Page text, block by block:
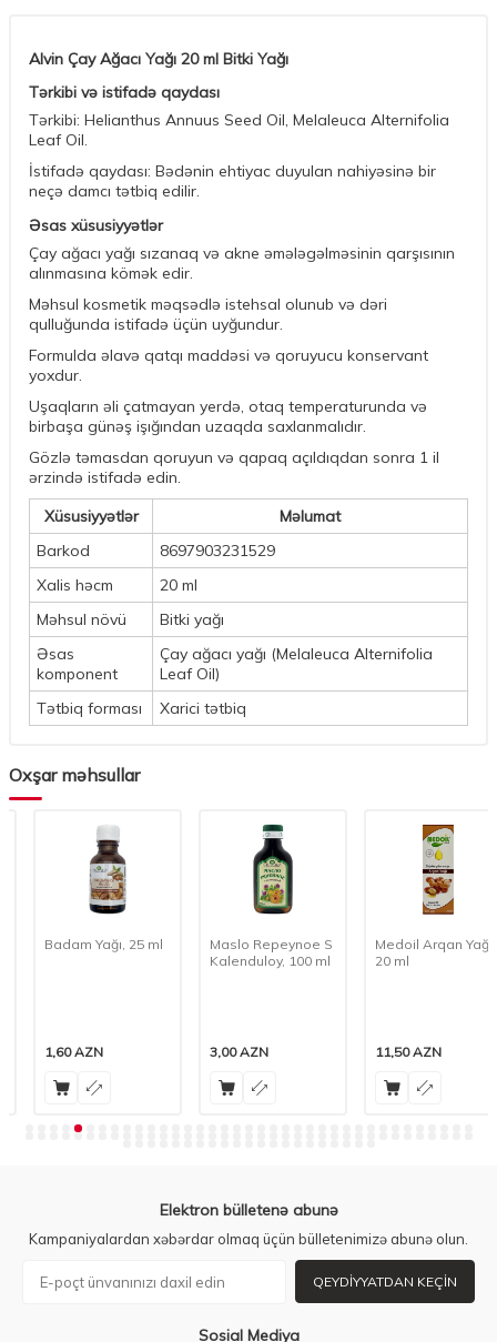
Alvin Çay Ağacı Yağı 20 ml Bitki Yağı
Tərkibi və istifadə qaydası
Tərkibi: Helianthus Annuus Seed Oil, Melaleuca Alternifolia
Leaf Oil.
İstifadə qaydası: Bədənin ehtiyac duyulan nahiyəsinə bir
neçə damcı tətbiq edilir.
Əsas xüsusiyyətlər
Çay ağacı yağı sızanaq və akne əmələgəlməsinin qarşısının
alınmasına kömək edir.
Məhsul kosmetik məqsədlə istehsal olunub və dəri
qulluğunda istifadə üçün uyğundur.
Formulda əlavə qatqı maddəsi və qoruyucu konservant
yoxdur.
Uşaqların əli çatmayan yerdə, otaq temperaturunda və
birbaşa günəş işığından uzaqda saxlanmalıdır.
Gözlə təmasdan qoruyun və qapaq açıldıqdan sonra 1 il
ərzində istifadə edin.
Xüsusiyyətlər
Məlumat
Barkod
8697903231529
Xalis həcm
20 ml
Məhsul növü
Bitki yağı
Əsas
komponent
Çay ağacı yağı (Melaleuca Alternifolia
Leaf Oil)
Tətbiq forması
Xarici tətbiq
Oxşar məhsullar
Badam Yağı, 25 ml
1,60AZN
Maslo Repeynoe S
Kalenduloy, 100 ml
3,00AZN
Medoil Arqan Yağı,
20 ml
11,50AZN
Elektron bülletenə abunə
Kampaniyalardan xəbərdar olmaq üçün bülletenimizə abunə olun.
QEYDIYYATDAN KEÇIN
Sosial Mediya